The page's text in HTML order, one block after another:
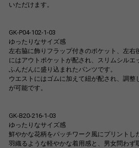
いただけます。
GK-P04-102-1-03
ゆったりなサイズ感
左右脇に飾りフラップ付きのポケット、左右
にはアウトポケットが配され、スリムシルエ
ふんだんに盛り込まれたパンツです。
ウエストにはゴムに加えて紐が配され、調整
が可能です。
GK-B20-216-1-03
ゆったりなサイズ感
鮮やかな花柄をパッチワーク風にプリントし
羽織るような軽やかな着用感と、男女問わず